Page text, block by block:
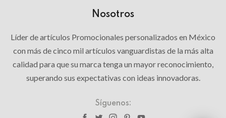
Nosotros
Líder de artículos Promocionales personalizados en México
con más de cinco mil artículos vanguardistas de la más alta
calidad para que su marca tenga un mayor reconocimiento,
superando sus expectativas con ideas innovadoras.
Síguenos: